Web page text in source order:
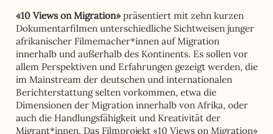
«10 Views on Migration»präsentiert mit zehn kurzen
Dokumentarfilmen unterschiedliche Sichtweisen junger
afrikanischer Filmemacher*innen auf Migration
innerhalb und außerhalb des Kontinents. Es sollen vor
allem Perspektiven und Erfahrungen gezeigt werden, die
im Mainstream der deutschen und internationalen
Berichterstattung selten vorkommen, etwa die
Dimensionen der Migration innerhalb von Afrika, oder
auch die Handlungsfähigkeit und Kreativität der
Migrant*innen. Das Filmprojekt «10 Views on Migration»